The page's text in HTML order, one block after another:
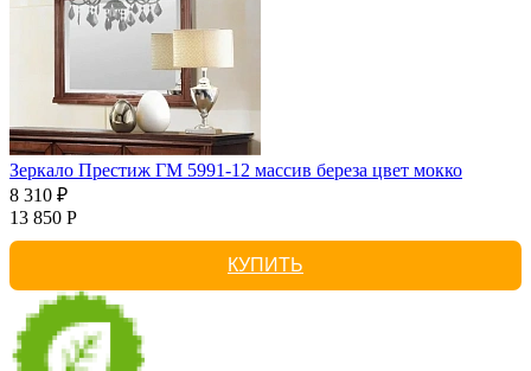
Зеркало Престиж ГМ 5991-12 массив береза цвет мокко
8 310 ₽
13 850 Р
КУПИТЬ